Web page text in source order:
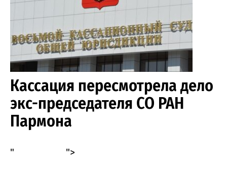
Кассация пересмотрела дело
экс-председателя СО РАН
Пармона
" ">